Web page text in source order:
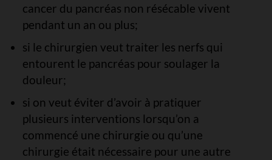
cancer du pancréas non résécable vivent
pendant un an ou plus;
si le chirurgien veut traiter les nerfs qui
entourent le pancréas pour soulager la
douleur;
si on veut éviter d’avoir à pratiquer
plusieurs interventions lorsqu’on a
commencé une chirurgie ou qu’une
chirurgie était nécessaire pour une autre